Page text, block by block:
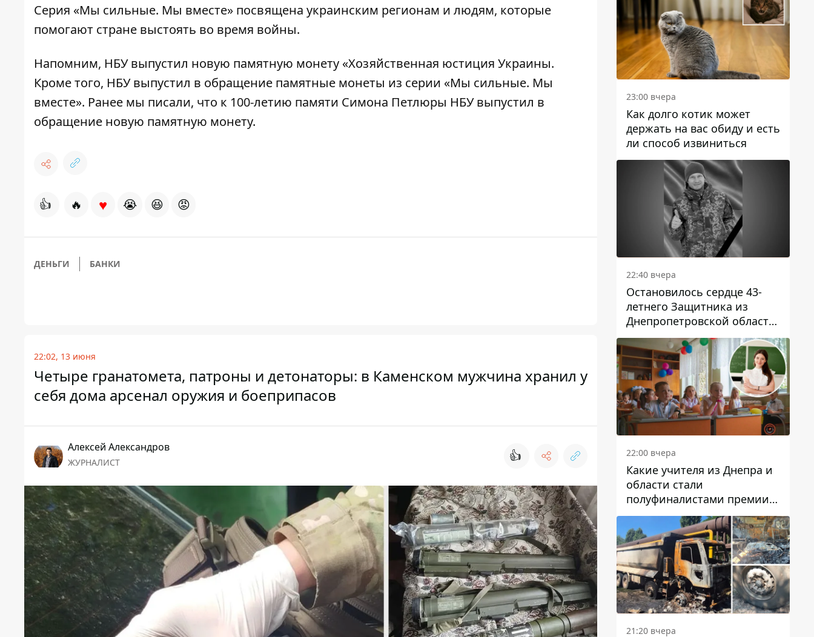
Серия «Мы сильные. Мы вместе» посвящена украинским регионам и людям, которые
помогают стране выстоять во время войны.
Напомним, НБУ выпустил новую памятную монету «Хозяйственная юстиция Украины.
Кроме того, НБУ выпустил в обращение памятные монеты из серии «Мы сильные. Мы
вместе». Ранее мы писали, что к 100-летию памяти Симона Петлюры НБУ выпустил в
обращение новую памятную монету.
👍 🔥 ♥ 😭 😆 😡
ДЕНЬГИ БАНКИ
22:02, 13 июня
Четыре гранатомета, патроны и детонаторы: в Каменском мужчина хранил у
себя дома арсенал оружия и боеприпасов
Алексей Александров
ЖУРНАЛИСТ 👍
23:00 вчера
Как долго котик может
держать на вас обиду и есть
ли способ извиниться
22:40 вчера
Остановилось сердце 43-
летнего Защитника из
Днепропетровской области
Евгения Зинченко
22:00 вчера
Какие учителя из Днепра и
области стали
полуфиналистами премии
Global Teacher Prize Ukraine
2026
21:20 вчера